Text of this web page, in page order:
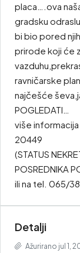
placa….ova
gradsku
bi bio pored
prirode koji će
ravničarske
najčešće
POGLEDATI…
više
20449
(STATUS
POSREDNIKA
ili na tel. 065/
Detalji
Ažurirano jul 1,